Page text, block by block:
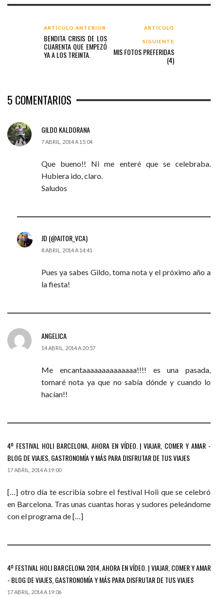
ARTÍCULO ANTERIOR
BENDITA CRISIS DE LOS
CUARENTA QUE EMPEZÓ
YA A LOS TREINTA.
ARTÍCULO
SIGUIENTE
MIS FOTOS PREFERIDAS
(4)
5 COMENTARIOS
GILDO KALDORANA
7 ABRIL, 2014 A 15:04
Que bueno!! Ni me enteré que se celebraba.
Hubiera ido, claro.
Saludos
JD (@AITOR_VCA)
8 ABRIL, 2014 A 14:41
Pues ya sabes Gildo, toma nota y el próximo año a
la fiesta!
ANGELICA
14 ABRIL, 2014 A 20:57
Me encantaaaaaaaaaaaaaa!!!! es una pasada,
tomaré nota ya que no sabía dónde y cuando lo
hacían!!
4º FESTIVAL HOLI BARCELONA, AHORA EN VÍDEO. | VIAJAR, COMER Y AMAR -
BLOG DE VIAJES, GASTRONOMÍA Y MÁS PARA DISFRUTAR DE TUS VIAJES
17 ABRIL, 2014 A 19:00
[…] otro día te escribía sobre el festival Holi que se celebró
en Barcelona. Tras unas cuantas horas y sudores peleándome
con el programa de […]
4º FESTIVAL HOLI BARCELONA 2014, AHORA EN VÍDEO. | VIAJAR, COMER Y AMAR
- BLOG DE VIAJES, GASTRONOMÍA Y MÁS PARA DISFRUTAR DE TUS VIAJES
17 ABRIL, 2014 A 19:06